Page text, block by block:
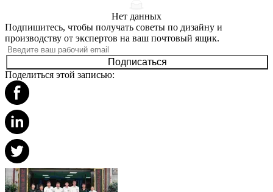
Нет данных
Подпишитесь, чтобы получать советы по дизайну и
производству от экспертов на ваш почтовый ящик.
Подписаться
Поделиться этой записью: